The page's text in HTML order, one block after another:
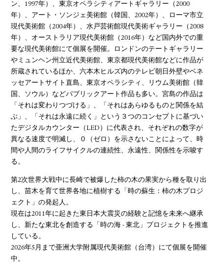
ン、1997年）、東京オペラシティアートギャラリー（2000
年）、アート・ソンジェ美術館（韓国、2002年）、ローマ市立
現代美術館（2004年）、水戸芸術館現代美術ギャラリー（2008
年）、オーストラリア現代美術館（2016年）など国内外での重
要な現代美術館にて個展を開催。ロンドンのテートギャラリー
やミュンヘン州立近代美術館、東京都現代美術館などに作品が
所蔵されているほか、六本木ヒルズ内のテレビ朝日外壁やベネ
ッセアートサイト直島、東京オペラシティ、リウム美術館（韓
国、ソウル）などパブリックアート作品も多い。宮島の作品は
「それは変わりつづける」、「それはあらゆるものと関係を結
ぶ」、「それは永遠に続く」という３つのコンセプトに基づい
たデジタルカウンター（LED）に代表され、それぞれの数字が
異なる速度で明滅し、０（ゼロ）を示さないことによって、時
間や人間のライフサイクルの連続性、永遠性、関係性を示唆す
る。
第2次世界大戦中に長崎で被爆した柿の木の果実から種を取り出
し、苗木を育て世界各地に植樹する「時の蘇生：柿の木プロジ
ェクト」の発起人。
現在は2011年に起きた東日本大震災の経験と記憶を未来へ継承
し、新たな東北を創造する「時の海 - 東北」プロジェクトを推進
している。
2026年5月まで亜洲大学附属現代美術館（台湾）にて個展を開催
中。